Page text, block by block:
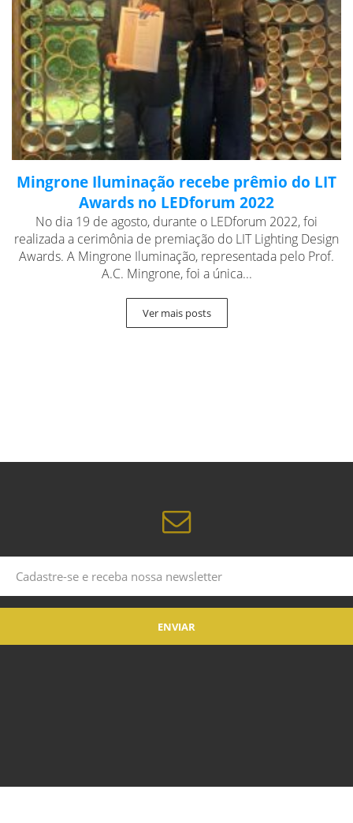
Mingrone Iluminação recebe prêmio do LIT
Awards no LEDforum 2022
No dia 19 de agosto, durante o LEDforum 2022, foi
realizada a cerimônia de premiação do LIT Lighting Design
Awards. A Mingrone Iluminação, representada pelo Prof.
A.C. Mingrone, foi a única...
Ver mais posts